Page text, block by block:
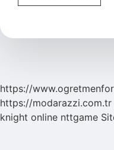
Güvenlik
Ay
https://
https://modarazzi.com.tr
knight online nttgame